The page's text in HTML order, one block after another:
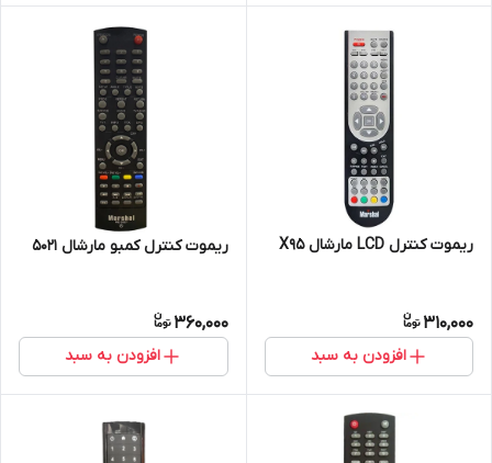
ریموت کنترل LCD مارشال X95
310,000
افزودن به سبد
ریموت کنترل کمبو مارشال 5021
360,000
افزودن به سبد